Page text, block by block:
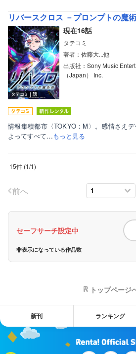
リバースクロス －プロンプトの魔
タテコミ｜話
現在16話
タテコミ
著者：佐藤大...他
出版社：Sony Music
（Japan） Inc.
情報集積都市〈TOKYO：M〉。感情さえ
よってすべて…もっと見る
15件 (1/1)
前へ
セーフサーチ設定中
非表示になっている作品数
トップページ
新刊 ランキング